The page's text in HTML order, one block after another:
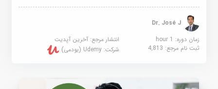
Dr. José J
زمان دوره: 1 hour
انتشار مرجع:آخرین آپدیت
ثبت نام مرجع:4,813 شرکت:Udemy (یودمی)